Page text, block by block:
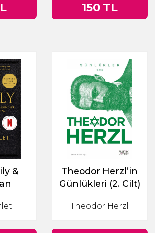
150 TL
&
Theodor Herzl’in
Günlükleri (2. Cilt)
Theodor Herzl